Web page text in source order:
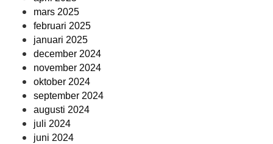
mars 2025
februari 2025
januari 2025
december 2024
november 2024
oktober 2024
september 2024
augusti 2024
juli 2024
juni 2024